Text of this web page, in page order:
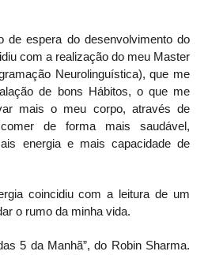
de espera do desenvolvimento do
com a realização do meu Master
Neurolinguística), que me
de bons Hábitos, o que me
mais o meu corpo, através de
de forma mais saudável,
energia e mais capacidade de
coincidiu com a leitura de um
o rumo da minha vida.
5 da Manhã”, do Robin Sharma.